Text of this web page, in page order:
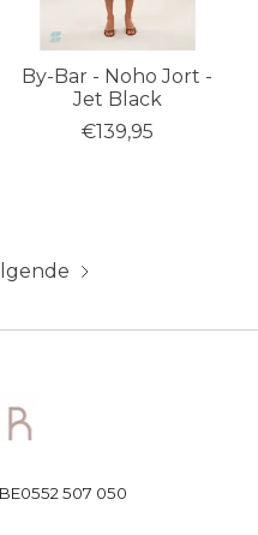
By-Bar - Noho Jort -
Jet Black
€139,95
507 050